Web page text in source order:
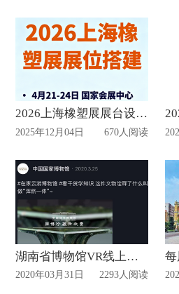
2026上海橡塑展展台设计搭建方案
2025年12月04日 670人阅读
湖南省博物馆VR线上展厅开启私人博物馆之旅！
2020年03月31日 2293人阅读